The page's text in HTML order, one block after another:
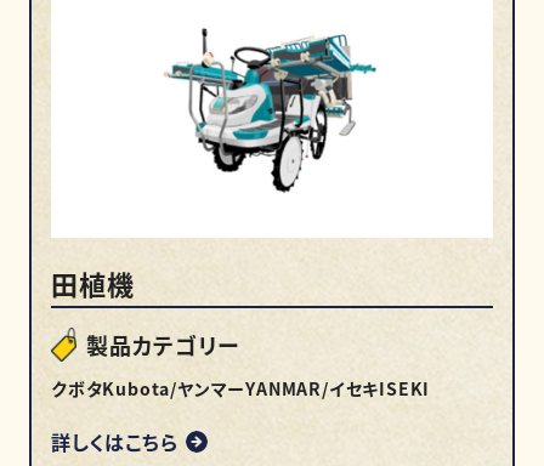
田植機
製品カテゴリー
クボタKubota/ヤンマーYANMAR/イセキISEKI
詳しくはこちら